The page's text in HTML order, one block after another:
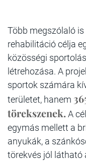
Több megszólaló
rehabilitáció célja
közösségi
létrehozása. A
sportok számára
területet, hanem
törekszenek.A
egymás mellett a
anyukák, a
törekvés jól látható